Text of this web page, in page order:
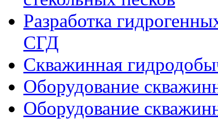
Разработка
СГД
Скважинная
Оборудование
Оборудование